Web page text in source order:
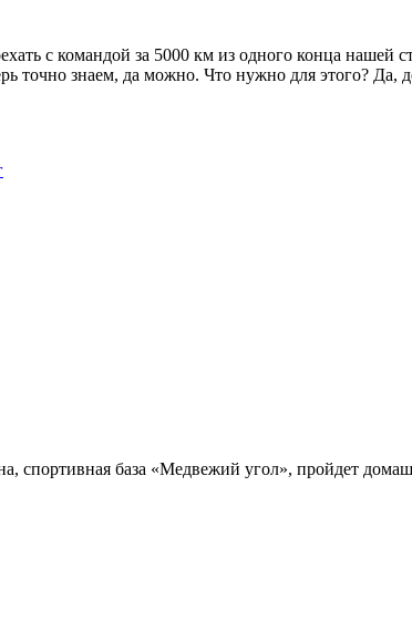
с командой за 5000 км из одного конца нашей
знаем, да можно. Что нужно для этого? Да,
спортивная база «Медвежий угол», пройдет